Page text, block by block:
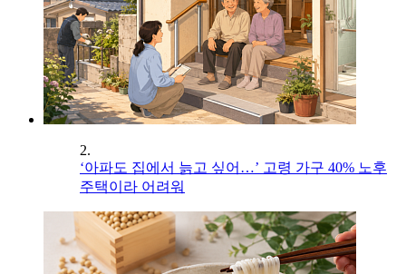
2.
‘아파도 집에서 늙고 싶어…’ 고령 가구 40% 노후
주택이라 어려워